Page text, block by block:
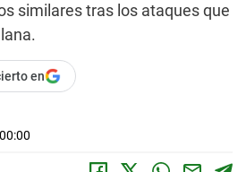
similares tras los ataques que
en